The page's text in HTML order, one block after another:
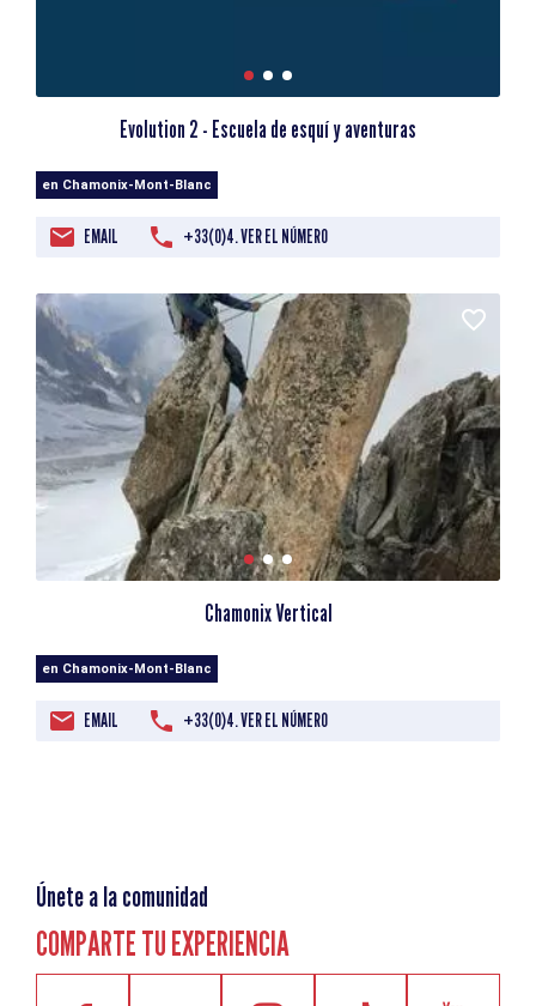
Evolution 2 - Escuela de esquí y aventuras
en Chamonix-Mont-Blanc
EMAIL +33(0)4. VER EL NÚMERO
Chamonix Vertical
en Chamonix-Mont-Blanc
EMAIL +33(0)4. VER EL NÚMERO
Únete a la comunidad
COMPARTE TU EXPERIENCIA